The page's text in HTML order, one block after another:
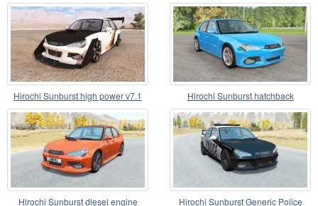
Swaps v1.2
Hirochi Sunburst high power v7.1 Hirochi Sunburst hatchback
Hirochi Sunburst diesel engine Hirochi Sunburst Generic Police